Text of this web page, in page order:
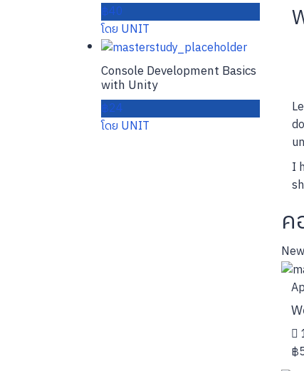
฿40
โดย UNIT
Console Development Basics
with Unity
฿24
โดย UNIT
I
ค
New
฿